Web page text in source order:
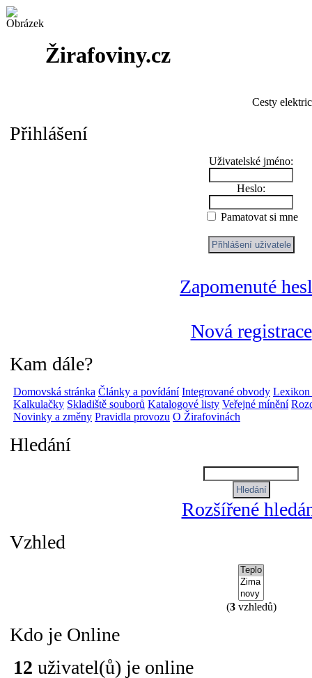
Žirafoviny.cz
Cesty
Přihlášení
Uživatelské jméno:
Heslo:
Pamatovat si mne
Zapomenuté
Nová registrace
Kam dále?
Domovská stránka Články a povídání Integrované obvody Lexikon
Kalkulačky Skladiště souborů Katalogové listy Veřejné mínění
Novinky a změny Pravidla provozu O Žirafovinách
Hledání
Rozšířené
Vzhled
(3vzhledů)
Kdo je Online
12 uživatel(ů) je online